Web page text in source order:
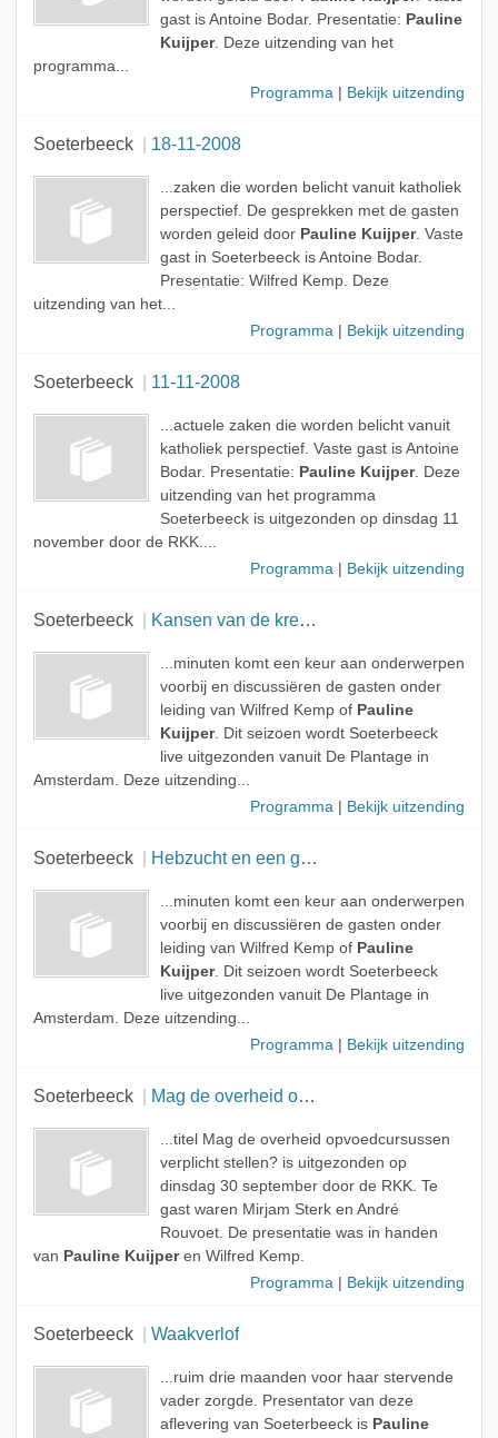
gast is Antoine Bodar. Presentatie: Pauline
Kuijper. Deze uitzending van het
programma...
Programma
Bekijk uitzending
Soeterbeeck 18-11-2008
...zaken die worden belicht vanuit katholiek
perspectief. De gesprekken met de gasten
worden geleid door Pauline Kuijper. Vaste
gast in Soeterbeeck is Antoine Bodar.
Presentatie: Wilfred Kemp. Deze
uitzending van het...
Programma
Bekijk uitzending
Soeterbeeck 11-11-2008
...actuele zaken die worden belicht vanuit
katholiek perspectief. Vaste gast is Antoine
Bodar. Presentatie: Pauline Kuijper. Deze
uitzending van het programma
Soeterbeeck is uitgezonden op dinsdag 11
november door de RKK....
Programma
Bekijk uitzending
Soeterbeeck Kansen van de kredietcrisis en openbaar gebed
...minuten komt een keur aan onderwerpen
voorbij en discussiëren de gasten onder
leiding van Wilfred Kemp of Pauline
Kuijper. Dit seizoen wordt Soeterbeeck
live uitgezonden vanuit De Plantage in
Amsterdam. Deze uitzending...
Programma
Bekijk uitzending
Soeterbeeck Hebzucht en een glossy over de dood
...minuten komt een keur aan onderwerpen
voorbij en discussiëren de gasten onder
leiding van Wilfred Kemp of Pauline
Kuijper. Dit seizoen wordt Soeterbeeck
live uitgezonden vanuit De Plantage in
Amsterdam. Deze uitzending...
Programma
Bekijk uitzending
Soeterbeeck Mag de overheid opvoedcursussen verplicht stellen?
...titel Mag de overheid opvoedcursussen
verplicht stellen? is uitgezonden op
dinsdag 30 september door de RKK. Te
gast waren Mirjam Sterk en André
Rouvoet. De presentatie was in handen
van Pauline Kuijperen Wilfred Kemp.
Programma
Bekijk uitzending
Soeterbeeck Waakverlof
...ruim drie maanden voor haar stervende
vader zorgde. Presentator van deze
aflevering van Soeterbeeck is Pauline